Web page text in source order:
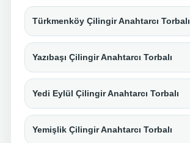
Türkmenköy Çilingir Anahtarcı Torbalı
Yazıbaşı Çilingir Anahtarcı Torbalı
Yedi Eylül Çilingir Anahtarcı Torbalı
Yemişlik Çilingir Anahtarcı Torbalı